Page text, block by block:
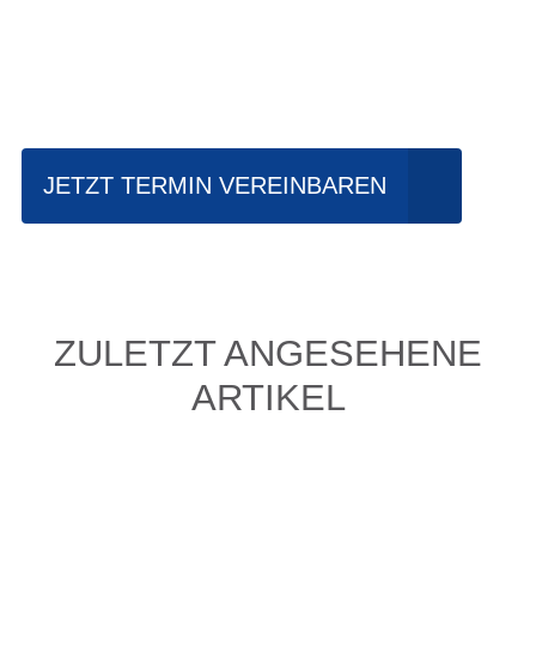
JETZT TERMIN VEREINBAREN
ZULETZT ANGESEHENE
ARTIKEL